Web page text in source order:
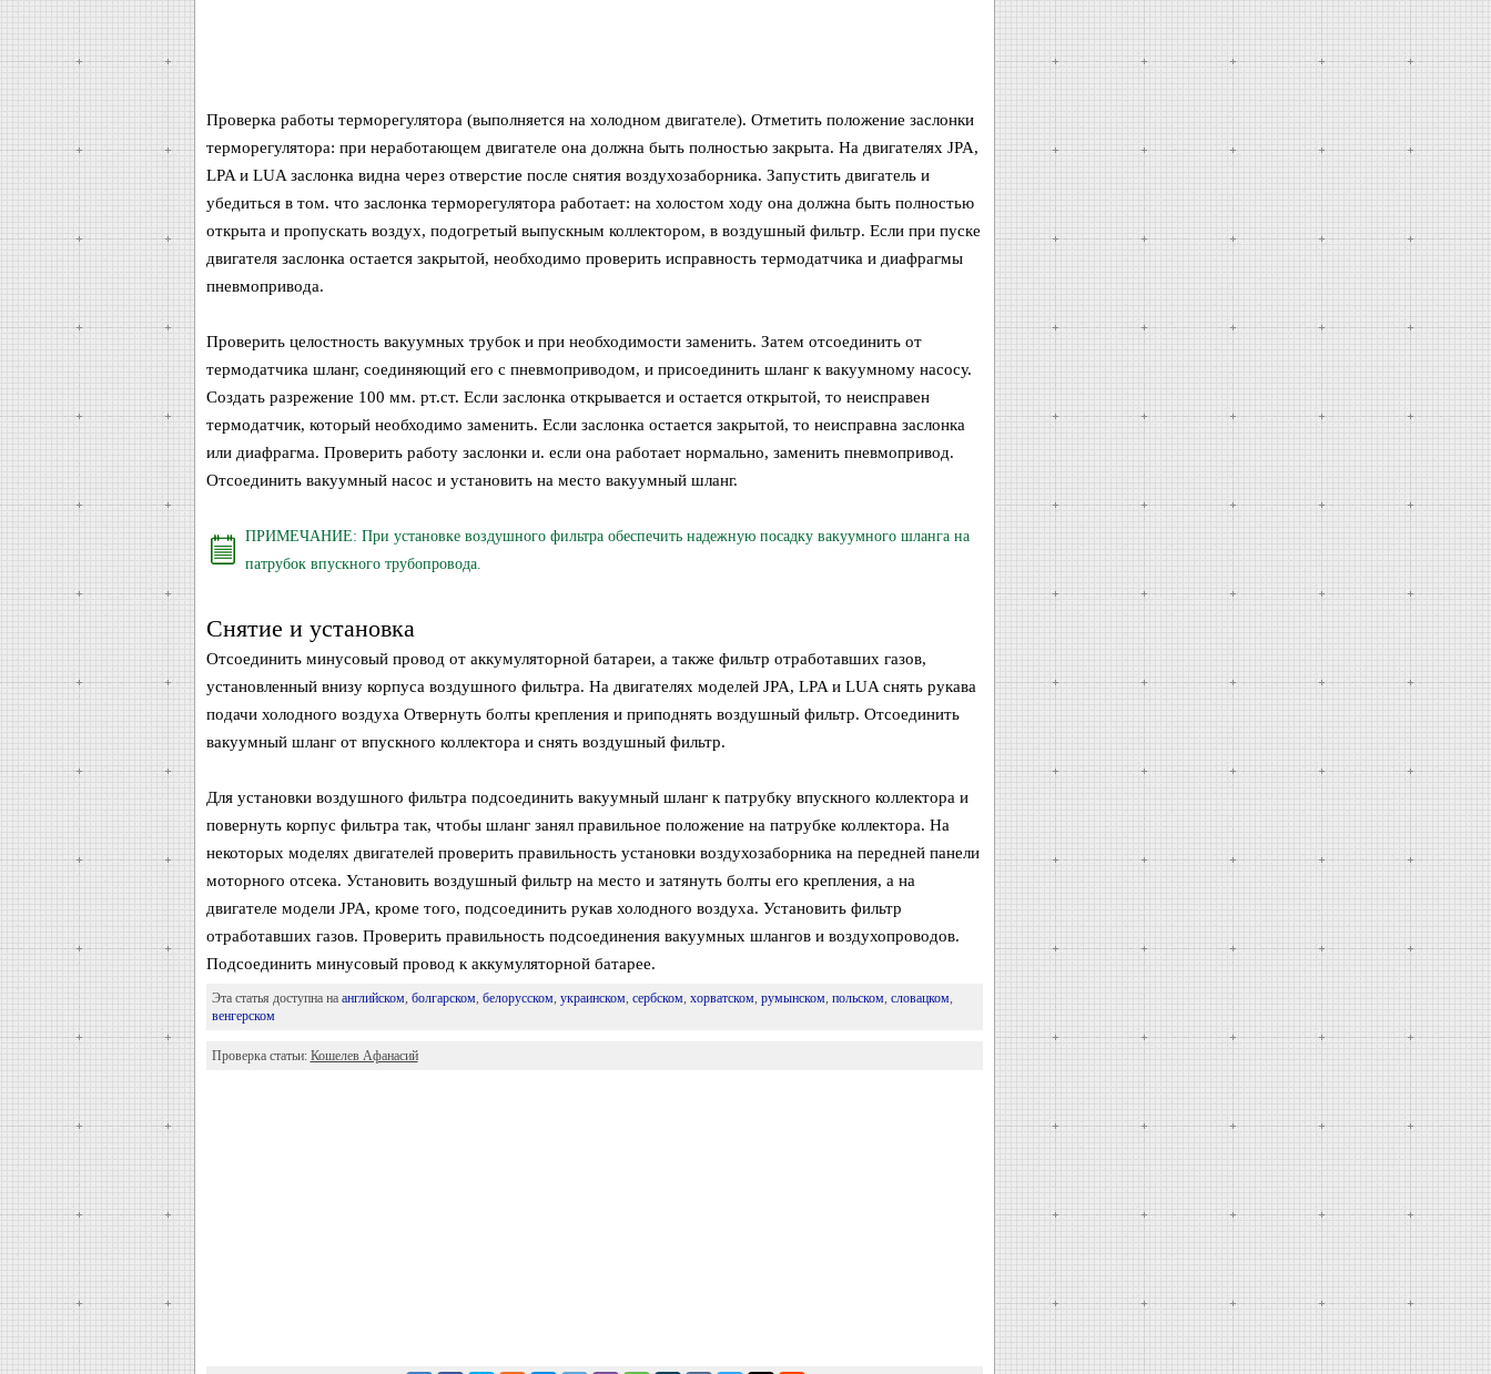
Проверка работы терморегулятора (выполняется на холодном двигателе). Отметить положение заслонки
терморегулятора: при неработающем двигателе она должна быть полностью закрыта. На двигателях JPA,
LPA и LUA заслонка видна через отверстие после снятия воздухозаборника. Запустить двигатель и
убедиться в том. что заслонка терморегулятора работает: на холостом ходу она должна быть полностью
открыта и пропускать воздух, подогретый выпускным коллектором, в воздушный фильтр. Если при пуске
двигателя заслонка остается закрытой, необходимо проверить исправность термодатчика и диафрагмы
пневмопривода.
Проверить целостность вакуумных трубок и при необходимости заменить. Затем отсоединить от
термодатчика шланг, соединяющий его с пневмоприводом, и присоединить шланг к вакуумному насосу.
Создать разрежение 100 мм. рт.ст. Если заслонка открывается и остается открытой, то неисправен
термодатчик, который необходимо заменить. Если заслонка остается закрытой, то неисправна заслонка
или диафрагма. Проверить работу заслонки и. если она работает нормально, заменить пневмопривод.
Отсоединить вакуумный насос и установить на место вакуумный шланг.
ПРИМЕЧАНИЕ: При установке воздушного фильтра обеспечить надежную посадку вакуумного шланга на
патрубок впускного трубопровода.
Снятие и установка
Отсоединить минусовый провод от аккумуляторной батареи, а также фильтр отработавших газов,
установленный внизу корпуса воздушного фильтра. На двигателях моделей JPA, LPA и LUA снять рукава
подачи холодного воздуха Отвернуть болты крепления и приподнять воздушный фильтр. Отсоединить
вакуумный шланг от впускного коллектора и снять воздушный фильтр.
Для установки воздушного фильтра подсоединить вакуумный шланг к патрубку впускного коллектора и
повернуть корпус фильтра так, чтобы шланг занял правильное положение на патрубке коллектора. На
некоторых моделях двигателей проверить правильность установки воздухозаборника на передней панели
моторного отсека. Установить воздушный фильтр на место и затянуть болты его крепления, а на
двигателе модели JPA, кроме того, подсоединить рукав холодного воздуха. Установить фильтр
отработавших газов. Проверить правильность подсоединения вакуумных шлангов и воздухопроводов.
Подсоединить минусовый провод к аккумуляторной батарее.
Эта статья доступна на английском, болгарском, белорусском, украинском, сербском, хорватском, румынском, польском, словацком,
венгерском
Проверка статьи: Кошелев Афанасий